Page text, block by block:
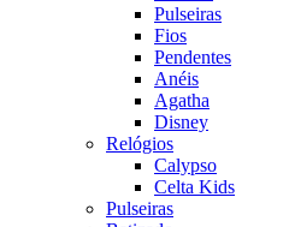
Pulseiras
Fios
Pendentes
Anéis
Agatha
Disney
Relógios
Calypso
Celta Kids
Pulseiras